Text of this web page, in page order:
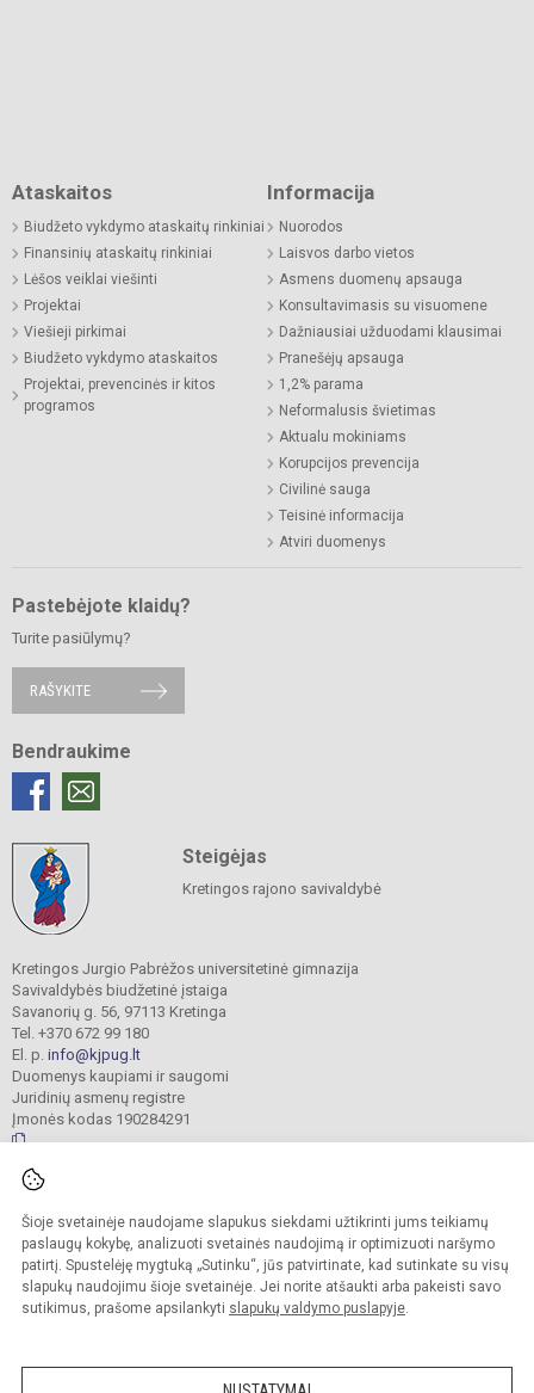
Šioje svetainėje naudojame slapukus siekdami užtikrinti jums teikiamų
paslaugų kokybę, analizuoti svetainės naudojimą ir optimizuoti naršymo
patirtį. Spustelėję mygtuką „Sutinku“, jūs patvirtinate, kad sutinkate su visų
slapukų naudojimu šioje svetainėje. Jei norite atšaukti arba pakeisti savo
sutikimus, prašome apsilankyti slapukų valdymo puslapyje.
Ataskaitos
Biudžeto vykdymo ataskaitų rinkiniai
Finansinių ataskaitų rinkiniai
Lėšos veiklai viešinti
Projektai
Viešieji pirkimai
Biudžeto vykdymo ataskaitos
Projektai, prevencinės ir kitos
programos
Informacija
Nuorodos
Laisvos darbo vietos
Asmens duomenų apsauga
Konsultavimasis su visuomene
Dažniausiai užduodami klausimai
Pranešėjų apsauga
1,2% parama
Neformalusis švietimas
Aktualu mokiniams
Korupcijos prevencija
Civilinė sauga
Teisinė informacija
Atviri duomenys
Pastebėjote klaidų?
Turite pasiūlymų?
RAŠYKITE
Bendraukime
Steigėjas
Kretingos rajono savivaldybė
Kretingos Jurgio Pabrėžos universitetinė gimnazija
Savivaldybės biudžetinė įstaiga
Savanorių g. 56, 97113 Kretinga
Tel. +370 672 99 180
El. p. info@kjpug.lt
Duomenys kaupiami ir saugomi
Juridinių asmenų registre
Įmonės kodas 190284291
saugomos.
Kopijuoti turinį be raštiško gimnazijos sutikimo griežtai draudžiama.
Versija neįgaliesiems Slapukų valdymas
Sumanus būdas atnaujinti